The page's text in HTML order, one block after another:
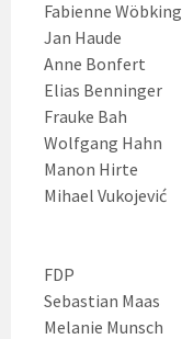
Fabienne Wöbking
Jan Haude
Anne Bonfert
Elias Benninger
Frauke Bah
Wolfgang Hahn
Manon Hirte
Mihael Vukojević
FDP
Sebastian Maas
Melanie Munsch